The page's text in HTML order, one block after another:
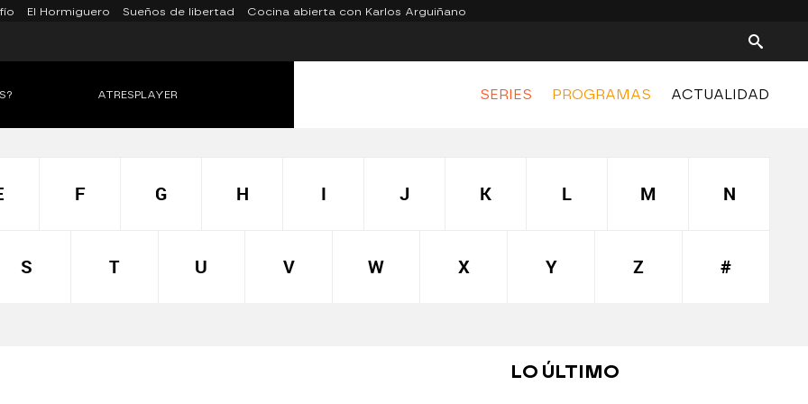
El Hormiguero Sueños de libertad Cocina abierta con Karlos Arguiñano
SERIES PROGRAMAS ACTUALIDAD
ATRESPLAYER
F G H I J K L M N
S T U V W X Y Z #
LO ÚLTIMO